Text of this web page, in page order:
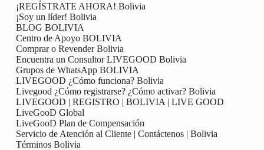
¡REGÍSTRATE AHORA! Bolivia
¡Soy un líder! Bolivia
BLOG BOLIVIA
Centro de Apoyo BOLIVIA
Comprar o Revender Bolivia
Encuentra un Consultor LIVEGOOD Bolivia
Grupos de WhatsApp BOLIVIA
LIVEGOOD ¿Cómo funciona? Bolivia
Livegood ¿Cómo registrarse? ¿Cómo activar? Bolivia
LIVEGOOD | REGISTRO | BOLIVIA | LIVE GOOD
LiveGooD Global
LiveGooD Plan de Compensación
Servicio de Atención al Cliente | Contáctenos | Bolivia
Términos Bolivia